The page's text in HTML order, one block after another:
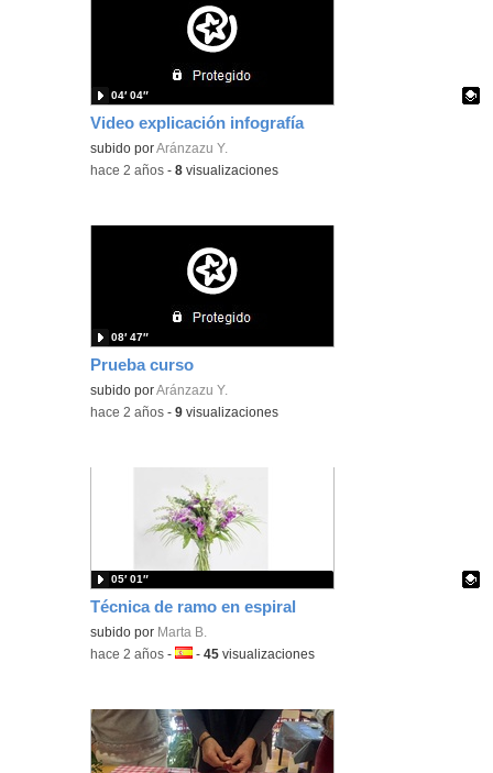
Video explicación infografía
Contenido educativo.
subido porAránzazu Y.
04′ 04″
-hace 2 años -8 visualizaciones
Prueba curso
subido porAránzazu Y.
08′ 47″
-hace 2 años -9 visualizaciones
Técnica de ramo en espiral
Contenido educativo.
subido por Marta B.
05′ 01″
-hace 2 años -Idioma:
-45 visualizaciones